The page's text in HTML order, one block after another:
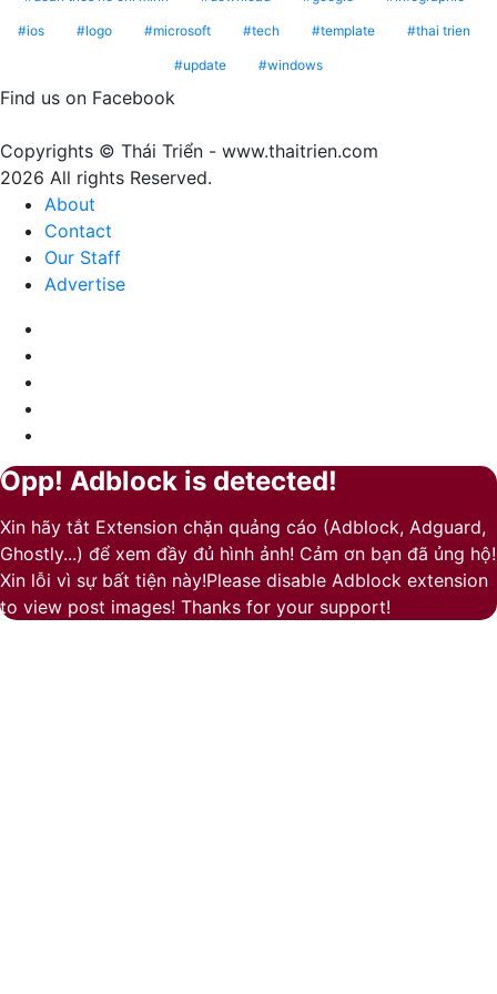
Fuzz
Màu
sự
nhã
nhặn
ios logo microsoft tech template thai trien
update windows
Find us on Facebook
Copyrights © Thái Triển - www.thaitrien.com
2026 All rights Reserved.
About
Contact
Our Staff
Advertise
Back
top
button
Close
Opp! Adblock is detected!
Xin hãy tắt Extension chặn quảng cáo (Adblock, Adguard,
Ghostly...) để xem đầy đủ hình ảnh! Cảm ơn bạn đã ủng hộ!
Xin lỗi vì sự bất tiện này!Please disable Adblock extension
to view post images! Thanks for your support!